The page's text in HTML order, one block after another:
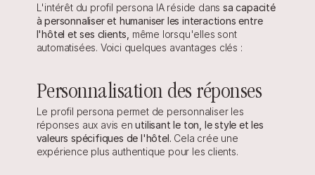
L'intérêt du profil persona IA réside dans sa capacité
à personnaliser et humaniser les interactions entre
l'hôtel et ses clients, même lorsqu'elles sont
automatisées. Voici quelques avantages clés :
Personnalisation des réponses
Le profil persona permet de personnaliser les
réponses aux avis en utilisant le ton, le style et les
valeurs spécifiques de l'hôtel. Cela crée une
expérience plus authentique pour les clients.